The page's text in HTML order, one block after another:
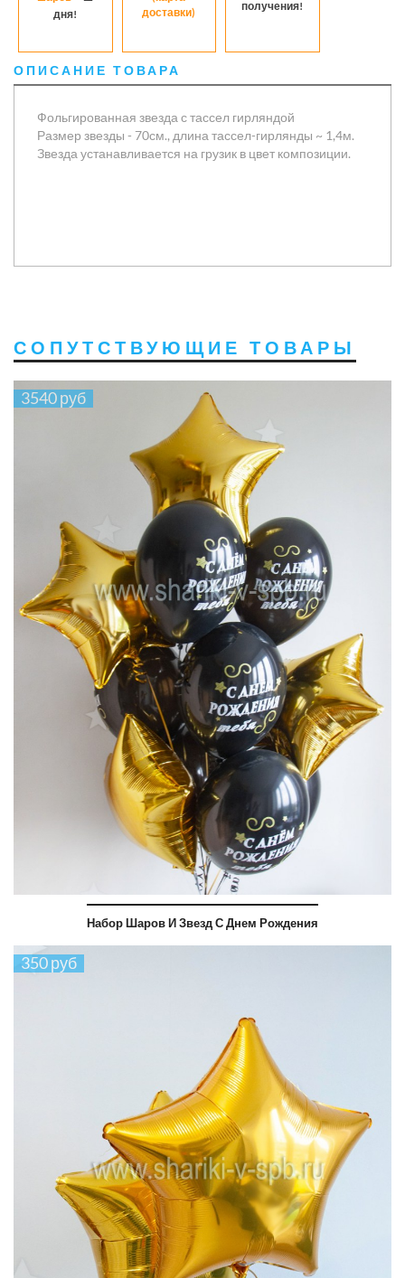
дня!
доставки)
получения!
ОПИСАНИЕ ТОВАРА
Фольгированная звезда с тассел гирляндой
Размер звезды - 70см., длина тассел-гирлянды ~ 1,4м.
Звезда устанавливается на грузик в цвет композиции.
СОПУТСТВУЮЩИЕ ТОВАРЫ
3540 руб
Набор Шаров И Звезд С Днем Рождения
350 руб